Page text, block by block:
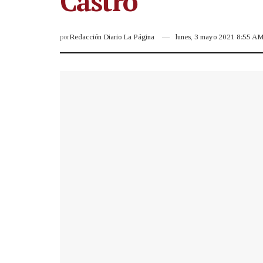
porRedacción Diario La Página lunes, 3 mayo 2021 8:55 AM